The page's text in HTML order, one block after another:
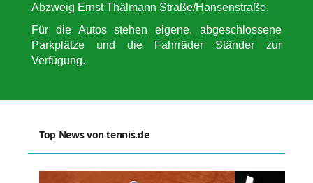
Abzweig Ernst Thälmann Straße/Hansenstraße.
Für die Autos stehen eigene, abgeschlossene
Parkplätze und die Fahrräder Ständer zur
Verfügung.